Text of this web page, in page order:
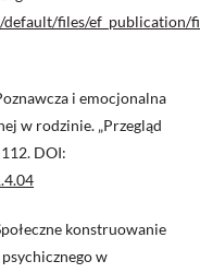
files/ef_publication/
i emocjonalna
w rodzinie. „Przegląd
DOI:
konstruowanie
w